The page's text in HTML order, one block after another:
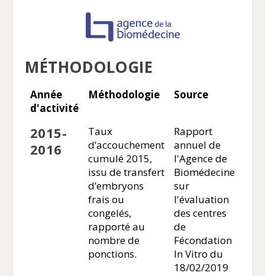
MÉTHODOLOGIE
Année
d'activité
Méthodologie Source
2015-
2016
Taux
d’accouchement
cumulé 2015,
issu de transfert
d’embryons
frais ou
congelés,
rapporté au
nombre de
ponctions.
Rapport
annuel de
l'Agence de
Biomédecine
sur
l'évaluation
des centres
de
Fécondation
In Vitro du
18/02/2019